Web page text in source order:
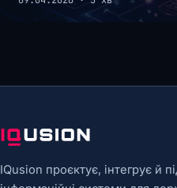
IQusion проєктує, інтегрує й